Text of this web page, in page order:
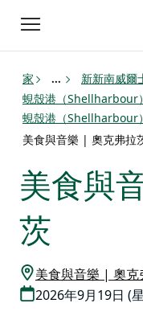
Toggle
navigation
家 ... 新新南威爾
蜆殼港（Shellharbour
蜆殼港（Shellharbour）
美食與音樂 | 奧克弗拉
美食與
茨
美食與音樂 | 奧克
2026年9月19日 (